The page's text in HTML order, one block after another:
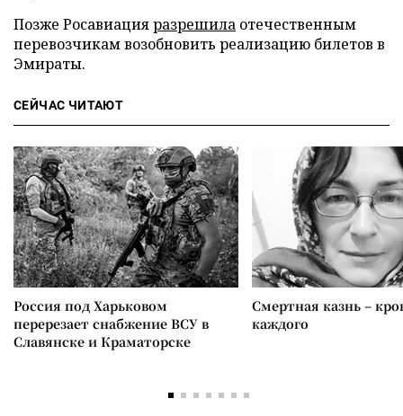
Позже Росавиацияразрешила отечественным
перевозчикам возобновить реализацию билетов в
Эмираты.
СЕЙЧАС ЧИТАЮТ
Россия под Харьковом
перерезает снабжение ВСУ в
Славянске и Краматорске
Смертная казнь –
каждого